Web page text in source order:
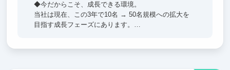
◆今だからこそ、成長できる環境。
当社は現在、この3年で10名 → 50名規模への拡大を
目指す成長フェーズにあります。